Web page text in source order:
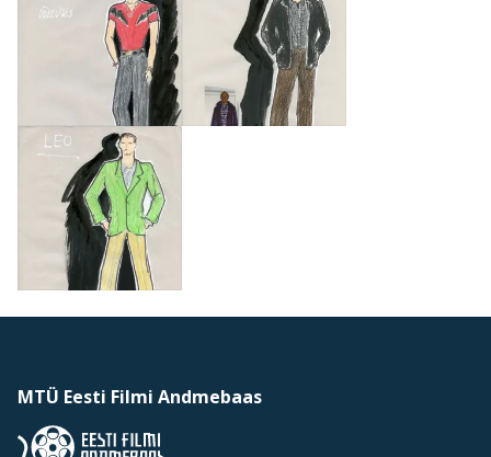
MTÜ Eesti Filmi Andmebaas